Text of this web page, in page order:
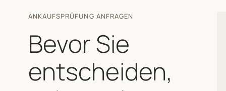
ANKAUFSPRÜFUNG ANFRAGEN
Bevor Sie
entscheiden,